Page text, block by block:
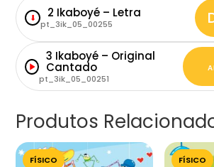
⬇ 2 Ikaboyé – Letra
pt_3ik_05_00255
3 Ikaboyé – Original
Cantado
pt_3ik_05_00251
Produtos
FÍSICO FÍSICO